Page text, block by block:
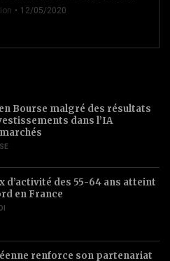
12/05/2020
Bourse malgré des résultats
dans l’IA
d’activité des 55-64 ans atteint
en France
renforce son partenariat